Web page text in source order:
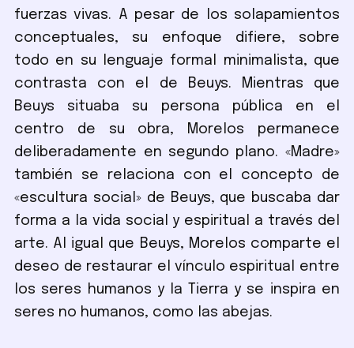
fuerzas vivas. A pesar de los solapamientos
conceptuales, su enfoque difiere, sobre
todo en su lenguaje formal minimalista, que
contrasta con el de Beuys. Mientras que
Beuys situaba su persona pública en el
centro de su obra, Morelos permanece
deliberadamente en segundo plano. «Madre»
también se relaciona con el concepto de
«escultura social» de Beuys, que buscaba dar
forma a la vida social y espiritual a través del
arte. Al igual que Beuys, Morelos comparte el
deseo de restaurar el vínculo espiritual entre
los seres humanos y la Tierra y se inspira en
seres no humanos, como las abejas.